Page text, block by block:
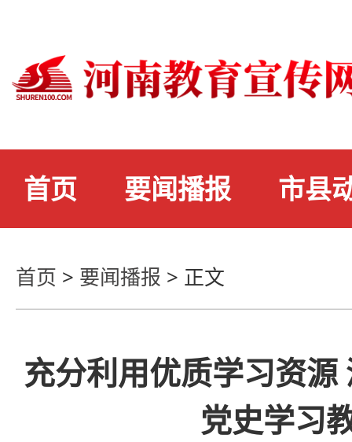
首页 要闻播报 市县
首页 > 要闻播报 > 正文
充分利用优质学习资源
党史学习